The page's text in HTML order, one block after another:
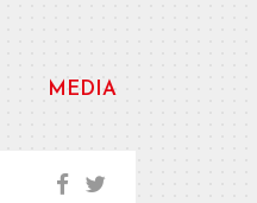
MEDIA